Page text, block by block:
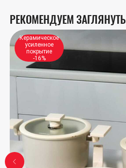
РЕКОМЕНДУЕМ ЗАГЛЯНУТЬ
Керамическое
усиленное
покрытие
-16%